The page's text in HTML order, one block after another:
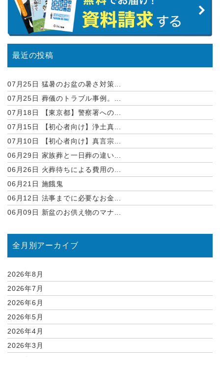
最近の投稿
07月25日 猛暑のお盆の暑さ対策...
07月25日 葬儀のトラブル事例。...
07月18日
【東京都】警察署への...
07月15日
【初心者向け】浄土真...
07月10日
【初心者向け】真言宗...
06月29日 家族葬と一日葬の違い...
06月26日 火葬待ちによる費用の...
06月21日 施餓鬼
06月12日 法事までに必要なお金...
06月09日 新盆のお供え物のマナ...
全月別アーカイブ
2026年8月
2026年7月
2026年6月
2026年5月
2026年4月
2026年3月